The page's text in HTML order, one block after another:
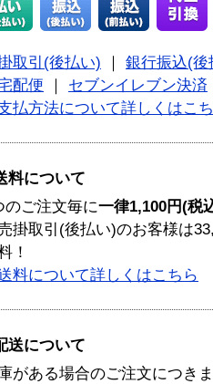
取引(後払い)
銀行振込(後
配便
セブンイレブン決済
払方法について詳しくはこ
料について
のご注文毎に一律1,100円(税
掛取引(後払い)のお客様は
！
料について詳しくはこちら
送について
がある場合のご注文につき